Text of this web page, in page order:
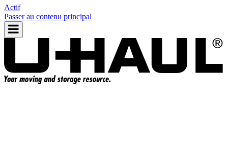
Actif
Passer au contenu principal